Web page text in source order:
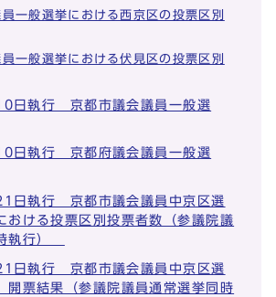
一般選挙における西京区の投票区別
一般選挙における伏見区の投票区別
日執行 京都市議会議員一般選
日執行 京都府議会議員一般選
日執行 京都市議会議員中京区選
おける投票区別投票者数（参議院議
執行）
日執行 京都市議会議員中京区選
票結果（参議院議員通常選挙同時